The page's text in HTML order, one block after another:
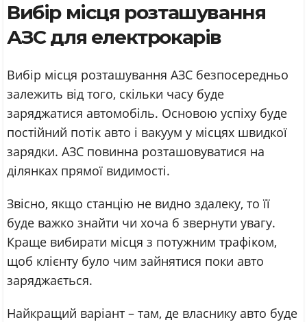
Вибір місця розташування
АЗС для електрокарів
Вибір місця розташування АЗС безпосередньо
залежить від того, скільки часу буде
заряджатися автомобіль. Основою успіху буде
постійний потік авто і вакуум у місцях швидкої
зарядки. АЗС повинна розташовуватися на
ділянках прямої видимості.
Звісно, якщо станцію не видно здалеку, то її
буде важко знайти чи хоча б звернути увагу.
Краще вибирати місця з потужним трафіком,
щоб клієнту було чим зайнятися поки авто
заряджається.
Найкращий варіант – там, де власнику авто буде